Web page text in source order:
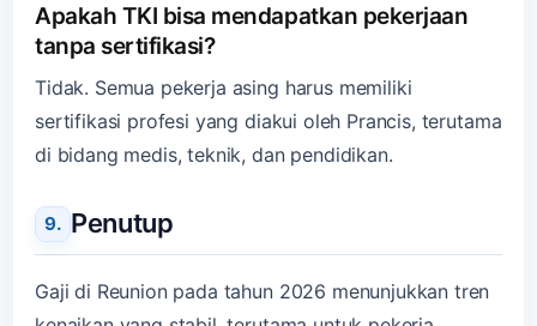
Apakah TKI bisa mendapatkan pekerjaan
tanpa sertifikasi?
Tidak. Semua pekerja asing harus memiliki
sertifikasi profesi yang diakui oleh Prancis, terutama
di bidang medis, teknik, dan pendidikan.
Penutup
Gaji di Reunion pada tahun 2026 menunjukkan tren